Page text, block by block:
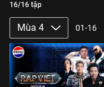
16/16 tập
Mùa 4 01-16